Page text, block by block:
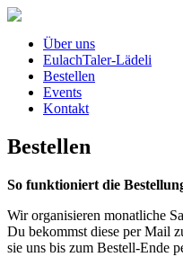
Über uns
EulachTaler-Lädeli
Bestellen
Events
Kontakt
Bestellen
So funktioniert die
Wir organisieren monatliche
Du bekommst diese per Mail
sie uns bis zum Bestell-Ende